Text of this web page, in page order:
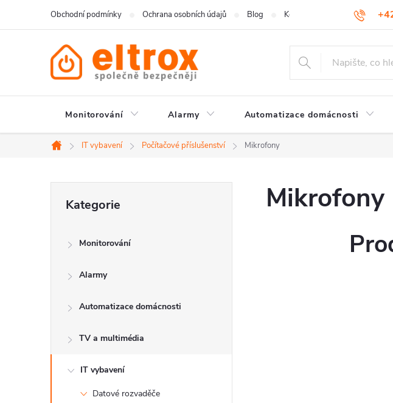
Obchodní podmínky Ochrana osobních údajů Blog Kontakty
Monitorování Alarmy Automatizace domácnosti
Domů
IT vybavení Počítačové příslušenství Mikrofony
a
kategorie
Kategorie
Monitorování
Alarmy
Automatizace domácnosti
TV a multimédia
IT vybavení
Datové rozvaděče
Mikrofony